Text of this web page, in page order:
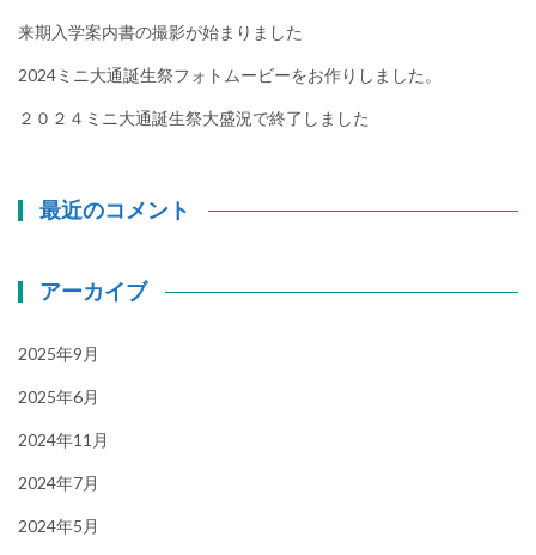
来期入学案内書の撮影が始まりました
2024ミニ大通誕生祭フォトムービーをお作りしました。
２０２４ミニ大通誕生祭大盛況で終了しました
最近のコメント
アーカイブ
2025年9月
2025年6月
2024年11月
2024年7月
2024年5月